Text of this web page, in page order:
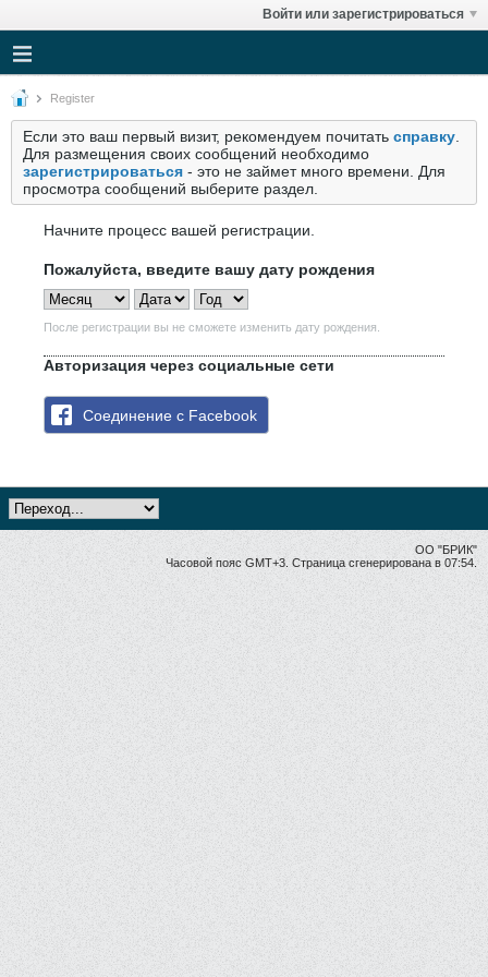
Войти или зарегистрироваться
Register
Если это ваш первый визит, рекомендуем почитать справку
Для размещения своих сообщений необходимо
зарегистрироваться - это не займет много времени. Для
просмотра сообщений выберите раздел.
Начните процесс вашей регистрации.
Пожалуйста, введите вашу дату рождения
После регистрации вы не сможете изменить дату рождения.
Авторизация через социальные сети
Соединение с Facebook
ОО "БРИК"
Часовой пояс GMT+3. Страница сгенерирована в 07:54.